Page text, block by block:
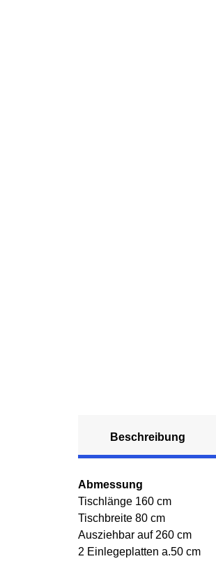
Beschreibung
Abmessung
Tischlänge 160 cm
Tischbreite 80 cm
Ausziehbar auf 260 cm
2 Einlegeplatten a.50 cm